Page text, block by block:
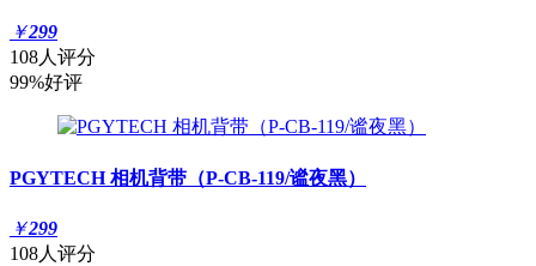
￥299
108人评分
99%好评
PGYTECH 相机背带（P-CB-119/谧夜黑）
￥299
108人评分